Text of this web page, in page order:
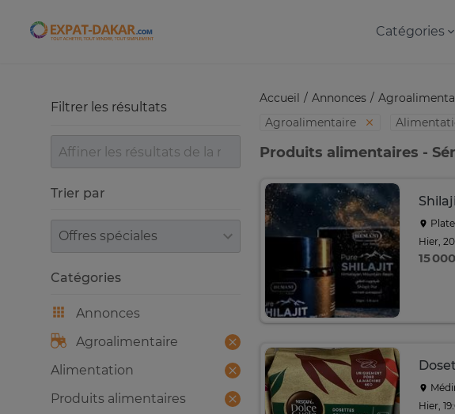
Expat-Dakar Catégories
Accueil Annonces
Agroalimentaire
Produits alimentaires -
Hier,
15
Hier,
Filtrer les résultats
Trier par
Trier par
Catégories
Annonces
Agroalimentaire
Alimentation
Produits alimentaires